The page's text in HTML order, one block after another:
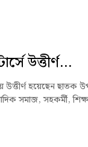
উত্তীর্ণ...
উত্তীর্ণ হয়েছেন
সমাজ, সহকর্মী,